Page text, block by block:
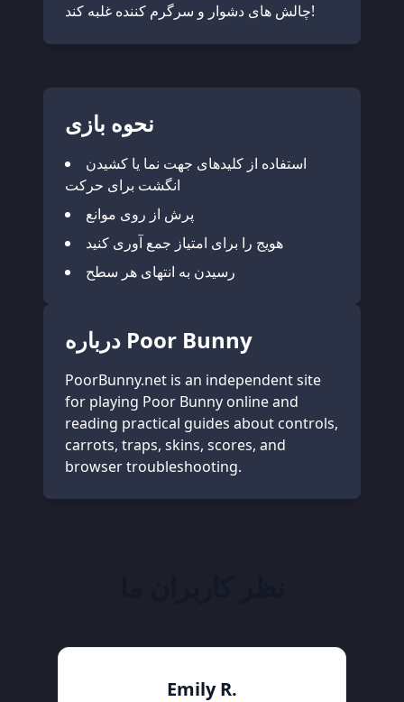
چالش های دشوار و سرگرم کننده غلبه کند!
نحوه بازی
استفاده از کلیدهای جهت نما یا کشیدن
انگشت برای حرکت
پرش از روی موانع
هویج را برای امتیاز جمع آوری کنید
رسیدن به انتهای هر سطح
درباره Poor Bunny
PoorBunny.net is an independent site
for playing Poor Bunny online and
reading practical guides about controls,
carrots, traps, skins, scores, and
browser troubleshooting.
Emily R.